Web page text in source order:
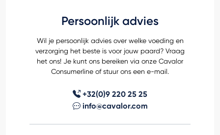
Persoonlijk advies
Wil je persoonlijk advies over welke voeding en
verzorging het beste is voor jouw paard? Vraag
het ons! Je kunt ons bereiken via onze Cavalor
Consumerline of stuur ons een e-mail.
+32(0)9 220 25 25
info@cavalor.com